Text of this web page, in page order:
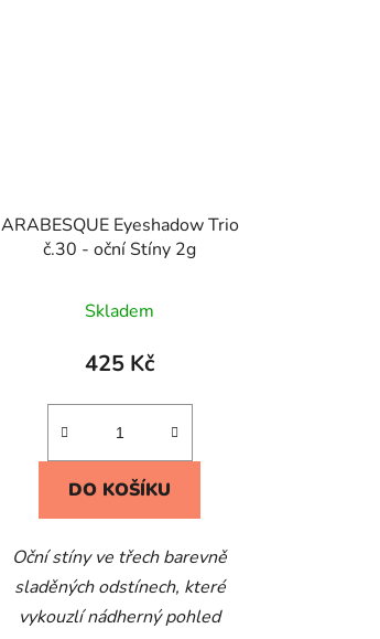
ARABESQUE Eyeshadow Trio
č.30 - oční Stíny 2g
Skladem
425 Kč
DO KOŠÍKU
Oční stíny ve třech barevně
sladěných odstínech, které
vykouzlí nádherný pohled